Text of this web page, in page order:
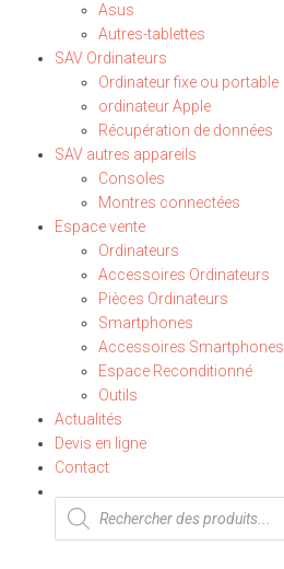
Asus
Autres-tablettes
SAV Ordinateurs
Ordinateur fixe ou portable
ordinateur Apple
Récupération de données
SAV autres appareils
Consoles
Montres connectées
Espace vente
Ordinateurs
Accessoires Ordinateurs
Pièces Ordinateurs
Smartphones
Accessoires Smartphones
Espace Reconditionné
Outils
Actualités
Devis en ligne
Contact